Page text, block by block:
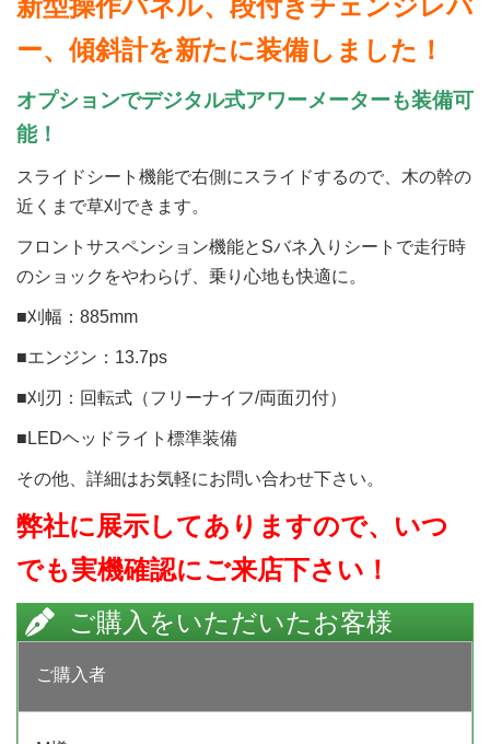
新型操作パネル、段付きチェンジレバ
ー、傾斜計を新たに装備しました！
オプションでデジタル式アワーメーターも装備可
能！
スライドシート機能で右側にスライドするので、木の幹の
近くまで草刈できます。
フロントサスペンション機能とSバネ入りシートで走行時
のショックをやわらげ、乗り心地も快適に。
■刈幅：885mm
■エンジン：13.7ps
■刈刃：回転式（フリーナイフ/両面刃付）
■LEDヘッドライト標準装備
その他、詳細はお気軽にお問い合わせ下さい。
弊社に展示してありますので、いつ
でも実機確認にご来店下さい！
ご購入をいただいたお客様
ご購入者